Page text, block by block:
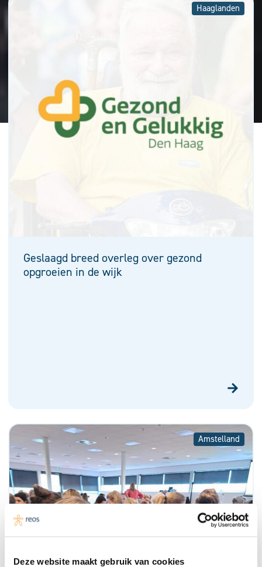
Deze website maakt gebruik van cookies
Haaglanden
Geslaagd breed overleg over gezond
opgroeien in de wijk
Amstelland